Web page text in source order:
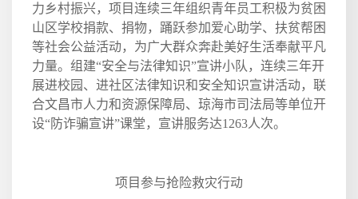
力乡村振兴，项目连续三年组织青年员工积极为贫困
山区学校捐款、捐物，踊跃参加爱心助学、扶贫帮困
等社会公益活动，为广大群众奔赴美好生活奉献平凡
力量。组建“安全与法律知识”宣讲小队，连续三年开
展进校园、进社区法律知识和安全知识宣讲活动，联
合文昌市人力和资源保障局、琼海市司法局等单位开
设“防诈骗宣讲”课堂，宣讲服务达1263人次。
项目参与抢险救灾行动